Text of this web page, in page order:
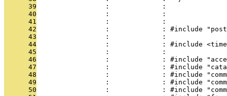
      39
                 :             :
      40
                 :             :
      41
                 :             :
      42
:             : #include
      43
                 :             :
      44
:             : #include
      45
                 :             :
      46
:             : #include
      47
:             : #include
      48
:             : #include
      49
:             : #include
      50
:             : #include